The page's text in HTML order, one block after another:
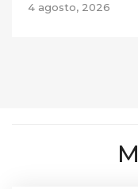
4 agosto, 2026